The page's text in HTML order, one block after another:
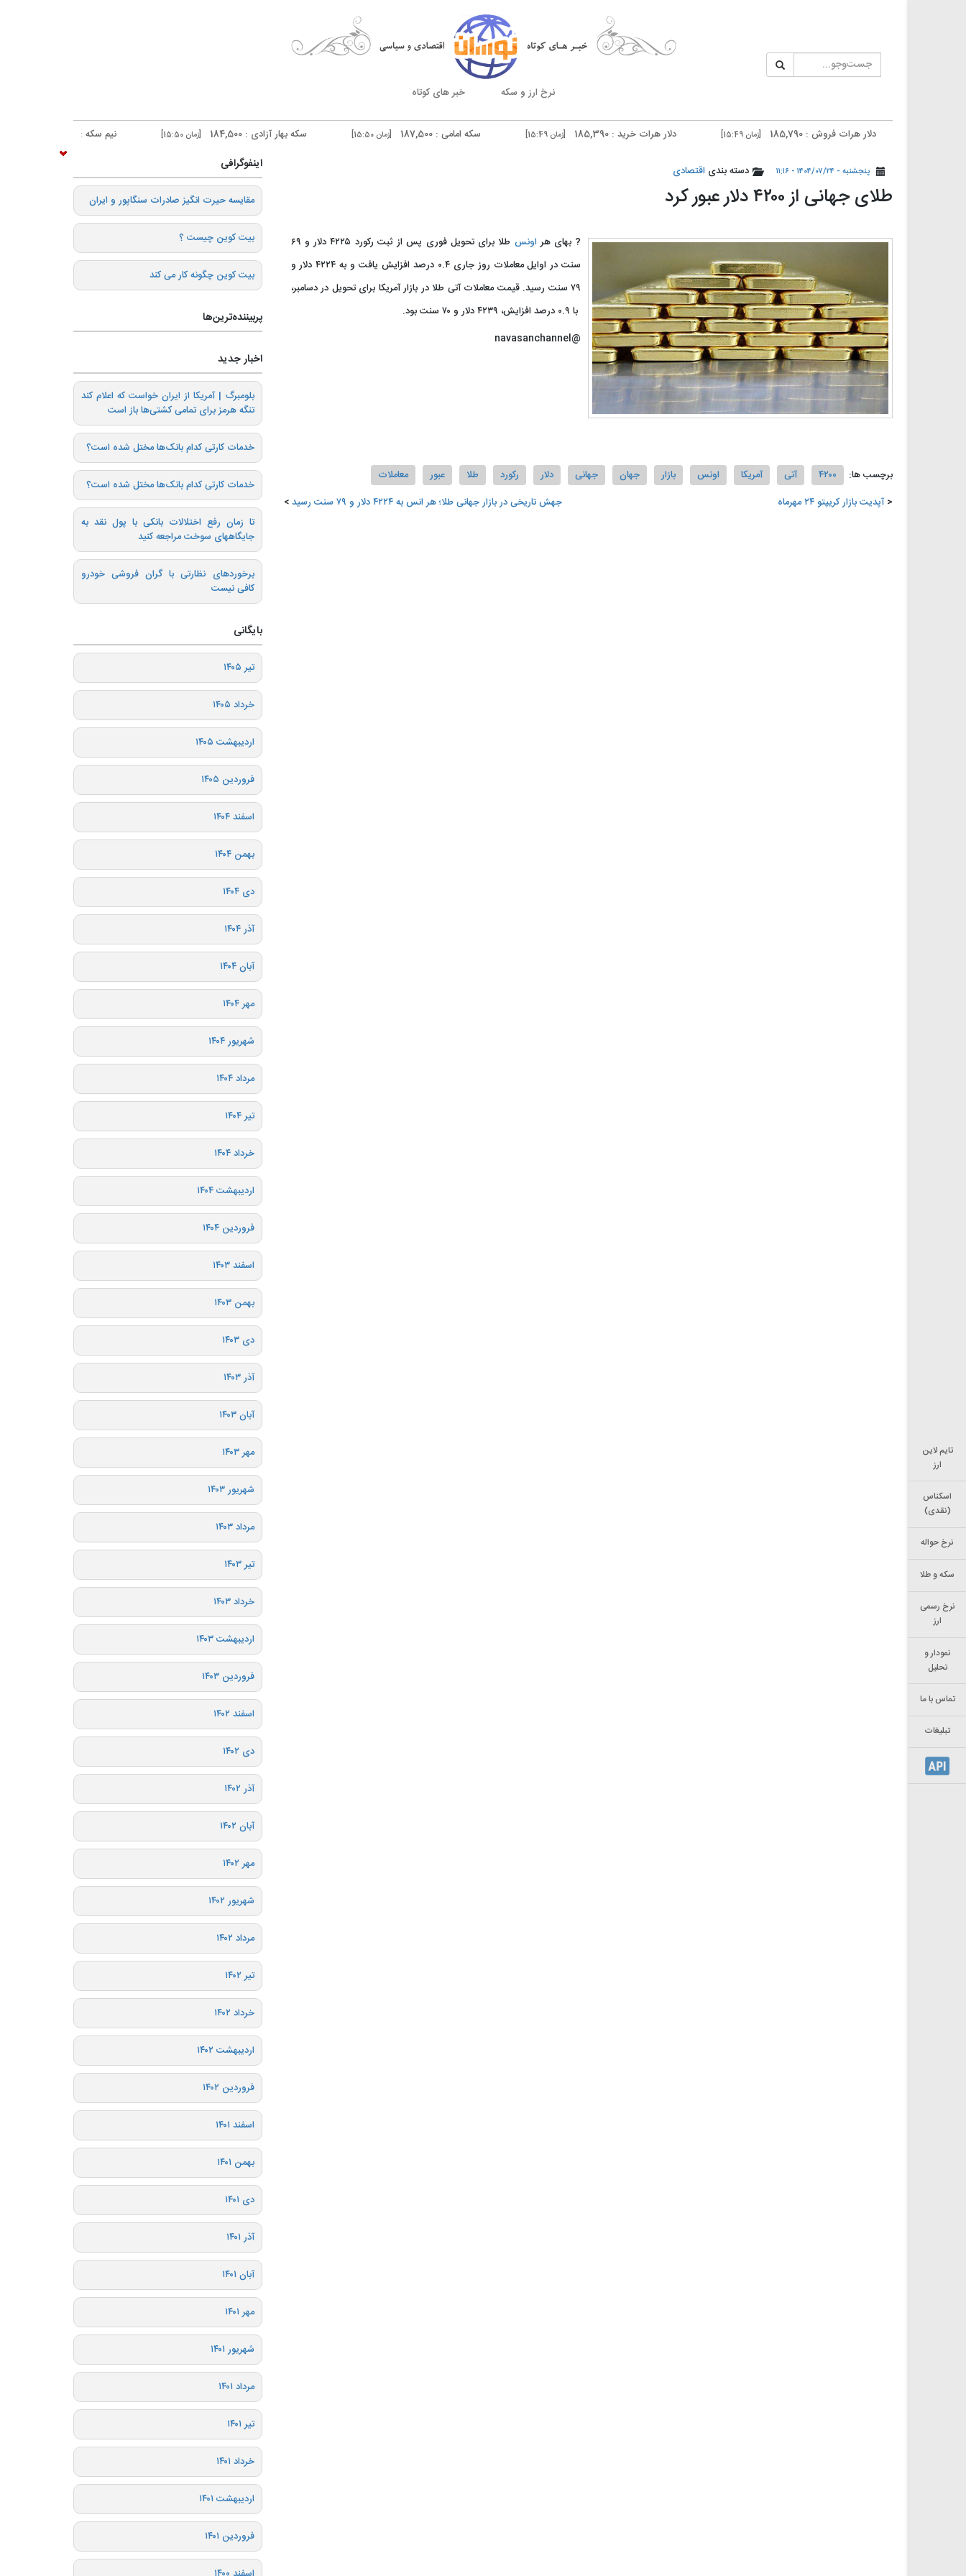
نرخ ارز و سکه خبر های کوتاه
تایم لاین
ارز
اسکناس
(نقدی)
نرخ حواله
سکه و طلا
نرخ رسمی
ارز
نمودار و
تحلیل
تماس با ما
تبلیغات
دلار هرات فروش : 185,790 [زمان 15:49] دلار هرات خرید : 185,390 [زمان 15:49] سکه امامی : 187,500 [زمان 15:50] سکه بهار آزادی : 184,500 [زمان 15:50] [زمان 15:50]
دلار تهران فروش : 186,400 دلار تهران خرید : 186,000
پنجشنبه - ۱۴۰۴/۰۷/۲۴ - ۱۱:۱۶ دسته بندی اقتصادی
طلای جهانی از ۴۲۰۰ دلار عبور کرد
? بهای هر اونس
طلا برای تحویل فوری پس از ثبت رکورد ۴۲۲۵ دلار و ۶۹
سنت در اوایل معاملات روز جاری ۰.۴ درصد افزایش یافت و به ۴۲۲۴ دلار و
۷۹ سنت رسید. قیمت معاملات آتی طلا در بازار آمریکا برای تحویل در دسامبر،
با ۰.۹ درصد افزایش، ۴۲۳۹ دلار و ۷۰ سنت بود.
@navasanchannel
برچسب ها: ۴۲۰۰ آتی آمریکا اونس بازار جهان جهانی دلار رکورد طلا عبور
معاملات
آپدیت بازار کریپتو ۲۴ مهرماه
جهش تاریخی در بازار جهانی طلا؛ هر انس به ۴۲۲۴ دلار و ۷۹ سنت رسید
اینفوگرافی
️مقایسه حیرت انگیز صادرات سنگاپور و ایران
بیت کوین چیست ؟
بیت کوین چگونه کار می کند
پربیننده‌ترین‌ها
اخبار جدید
بلومبرگ | آمریکا از ایران خواست که اعلام کند
تنگه هرمز برای تمامی کشتی‌ها باز است
خدمات کارتی کدام بانک‌ها مختل شده است؟
خدمات کارتی کدام بانک‌ها مختل شده است؟
تا زمان رفع اختلالات بانکی با پول نقد به
جایگاههای سوخت مراجعه کنید
برخوردهای نظارتی با گران فروشی خودرو
کافی نیست
بایگانی
تیر ۱۴۰۵
خرداد ۱۴۰۵
اردیبهشت ۱۴۰۵
فروردین ۱۴۰۵
اسفند ۱۴۰۴
بهمن ۱۴۰۴
دی ۱۴۰۴
آذر ۱۴۰۴
آبان ۱۴۰۴
مهر ۱۴۰۴
شهریور ۱۴۰۴
مرداد ۱۴۰۴
تیر ۱۴۰۴
خرداد ۱۴۰۴
اردیبهشت ۱۴۰۴
فروردین ۱۴۰۴
اسفند ۱۴۰۳
بهمن ۱۴۰۳
دی ۱۴۰۳
آذر ۱۴۰۳
آبان ۱۴۰۳
مهر ۱۴۰۳
شهریور ۱۴۰۳
مرداد ۱۴۰۳
تیر ۱۴۰۳
خرداد ۱۴۰۳
اردیبهشت ۱۴۰۳
فروردین ۱۴۰۳
اسفند ۱۴۰۲
دی ۱۴۰۲
آذر ۱۴۰۲
آبان ۱۴۰۲
مهر ۱۴۰۲
شهریور ۱۴۰۲
مرداد ۱۴۰۲
تیر ۱۴۰۲
خرداد ۱۴۰۲
اردیبهشت ۱۴۰۲
فروردین ۱۴۰۲
اسفند ۱۴۰۱
بهمن ۱۴۰۱
دی ۱۴۰۱
آذر ۱۴۰۱
آبان ۱۴۰۱
مهر ۱۴۰۱
شهریور ۱۴۰۱
مرداد ۱۴۰۱
تیر ۱۴۰۱
خرداد ۱۴۰۱
اردیبهشت ۱۴۰۱
فروردین ۱۴۰۱